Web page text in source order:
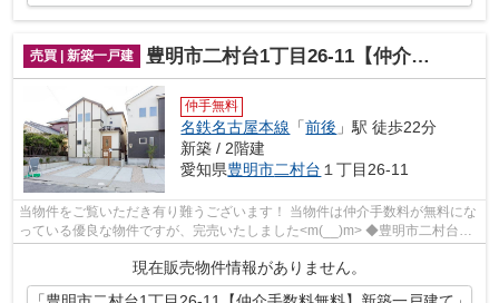
売買 | 新築一戸建 豊明市二村台1丁目26-11【仲介手数料無料】新築一戸建て
仲手無料
名鉄名古屋本線 「前後 」駅 徒歩22分
新築 / 2階建
愛知県豊明市二村台 １丁目26-11
当物件をご覧いただき有り難うございます！ 当物件は仲介手数料が無料にな
っている優良な物件ですが、完売いたしました<m(__)m> ◆豊明市二村台１
丁目でのマイホーム購入で費...
現在販売物件情報がありません。